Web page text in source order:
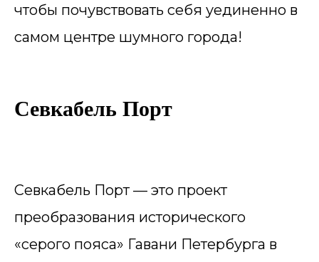
чтобы почувствовать себя уединенно в
самом центре шумного города!
Севкабель Порт
Севкабель Порт — это проект
преобразования исторического
«серого пояса» Гавани Петербурга в